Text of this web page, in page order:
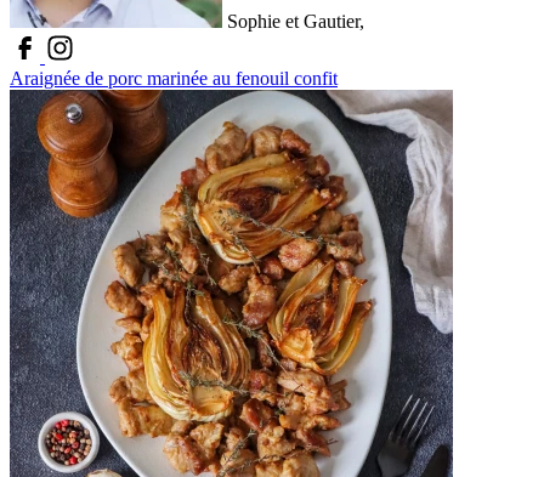
Sophie et Gautier,
Araignée de porc marinée au fenouil confit